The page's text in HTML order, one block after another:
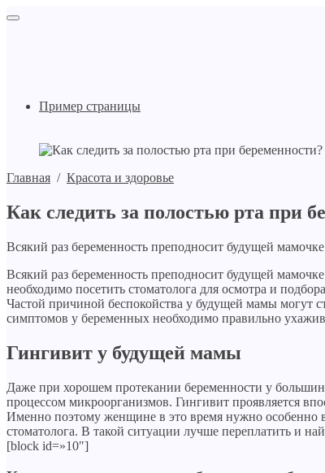
Пример страницы
Главная / Красота и здоровье
Как следить за полостью рта при
Всякий раз беременность преподносит будущей
Всякий раз беременность преподносит будущей
необходимо посетить стоматолога для осмотра и
Частой причиной беспокойства у будущей мамы могут
симптомов у беременных необходимо правильно
Гингивит у будущей мамы
Даже при хорошем протекании беременности у
процессом микроорганизмов. Гингивит проявляется
Именно поэтому женщине в это время нужно особенно
стоматолога. В такой ситуации лучше переплатить и
[block id=»10″]